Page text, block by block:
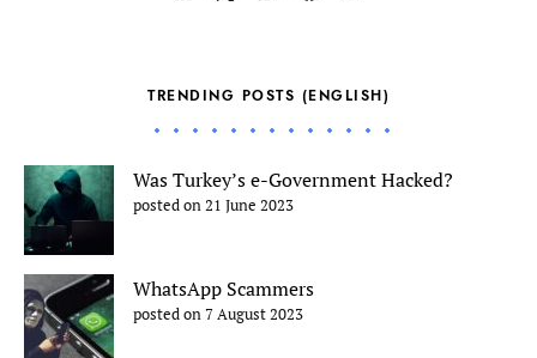
TRENDING POSTS (ENGLISH)
Was Turkey’s e-Government Hacked?
posted on 21 June 2023
WhatsApp Scammers
posted on 7 August 2023